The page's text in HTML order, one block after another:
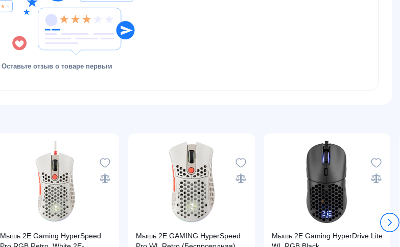
Оставьте отзыв о товаре первым
Мышь 2E Gaming HyperSpeed
Мышь 2E GAMING HyperSpeed
Мышь 2E Gaming HyperDrive Lite